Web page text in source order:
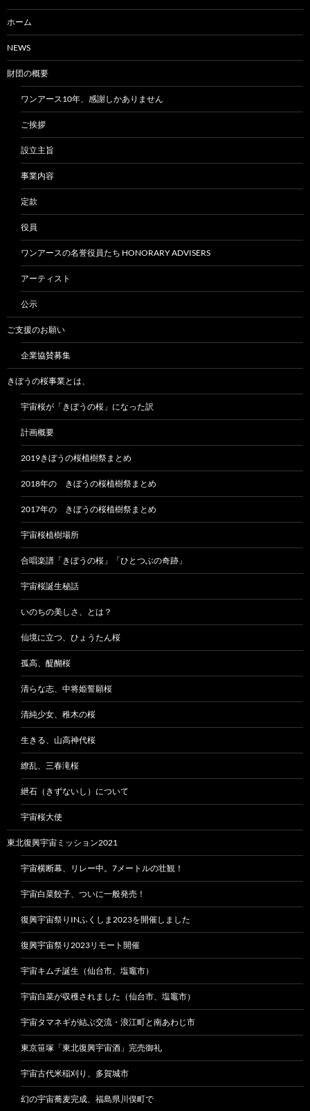
ホーム
NEWS
財団の概要
ワンアース10年、感謝しかありません
ご挨拶
設立主旨
事業内容
定款
役員
ワンアースの名誉役員たち HONORARY ADVISERS
アーティスト
公示
ご支援のお願い
企業協賛募集
きぼうの桜事業とは、
宇宙桜が「きぼうの桜」になった訳
計画概要
2019きぼうの桜植樹祭まとめ
2018年の きぼうの桜植樹祭まとめ
2017年の きぼうの桜植樹祭まとめ
宇宙桜植樹場所
合唱楽譜「きぼうの桜」「ひとつぶの奇跡」
宇宙桜誕生秘話
いのちの美しさ、とは？
仙境に立つ、ひょうたん桜
孤高、醍醐桜
清らな志、中将姫誓願桜
清純少女、稚木の桜
生きる、山高神代桜
繚乱、三春滝桜
紲石（きずないし）について
宇宙桜大使
東北復興宇宙ミッション2021
宇宙横断幕、リレー中。7メートルの壮観！
宇宙白菜餃子、ついに一般発売！
復興宇宙祭りINふくしま2023を開催しました
復興宇宙祭り2023リモート開催
宇宙キムチ誕生（仙台市、塩竈市）
宇宙白菜が収穫されました（仙台市、塩竈市）
宇宙タマネギが結ぶ交流・浪江町と南あわじ市
東京笹塚「東北復興宇宙酒」完売御礼
宇宙古代米稲刈り、多賀城市
幻の宇宙蕎麦完成、福島県川俣町で